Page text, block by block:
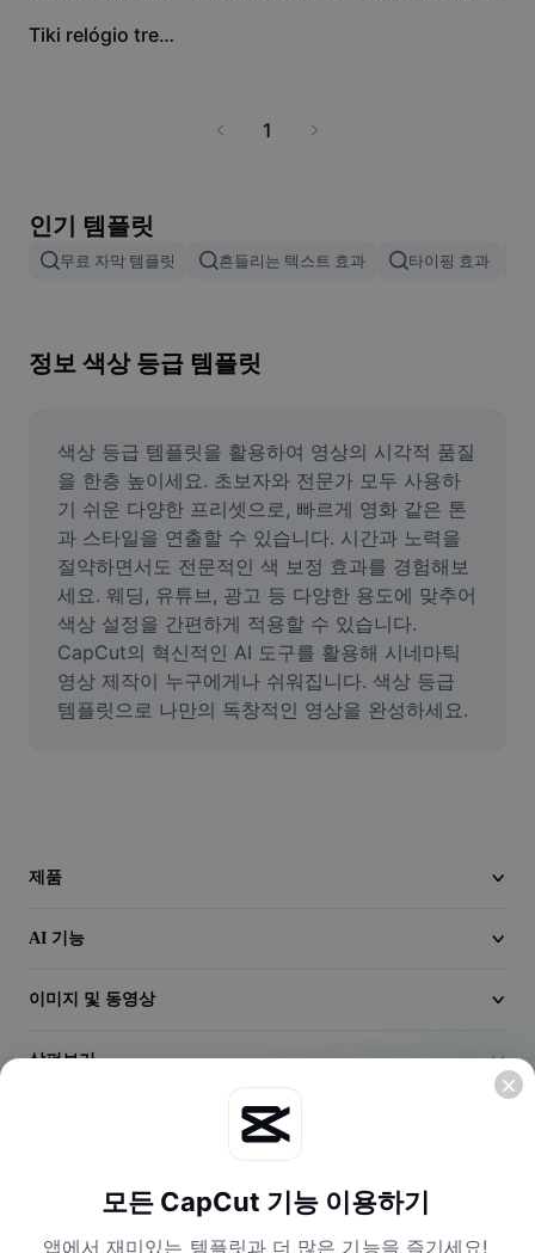
이미지 병합
이미지 비율 조정
밈 생성기
AI Text Remover
AI People Remover
AI Inpainting
Face Cutout
동영상 에디터
동영상 길이 다듬기
동영상에 자막 추가
773 Tiki relógio trend
1
인기 템플릿
무료 자막 템플릿 흔들리는 텍스트 효과 타이핑 효과
정보 색상 등급 템플릿
색상 등급 템플릿을 활용하여 영상의 시각적 품질
을 한층 높이세요. 초보자와 전문가 모두 사용하
기 쉬운 다양한 프리셋으로, 빠르게 영화 같은 톤
과 스타일을 연출할 수 있습니다. 시간과 노력을
절약하면서도 전문적인 색 보정 효과를 경험해보
세요. 웨딩, 유튜브, 광고 등 다양한 용도에 맞추어
색상 설정을 간편하게 적용할 수 있습니다.
CapCut의 혁신적인 AI 도구를 활용해 시네마틱
영상 제작이 누구에게나 쉬워집니다. 색상 등급
템플릿으로 나만의 독창적인 영상을 완성하세요.
제품
AI 기능
이미지 및 동영상
살펴보기
모든 CapCut 기능 이용하기
앱에서 재미있는 템플릿과 더 많은 기능을 즐기세요!